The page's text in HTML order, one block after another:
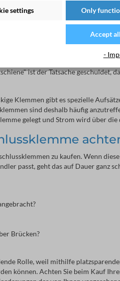
(auch als PE-Klemmen
Sie verdankt ihren
ist der Tatsache geschuldet,
Klemmen gibt es spezielle
sind deshalb häufig
gelegt und Strom wird über
zu kaufen. Wenn
passt, geht das auf Dauer ganz
Brücken?
Rolle, weil mithilfe
können. Achten Sie beim Kauf
settings Only
Accept
-